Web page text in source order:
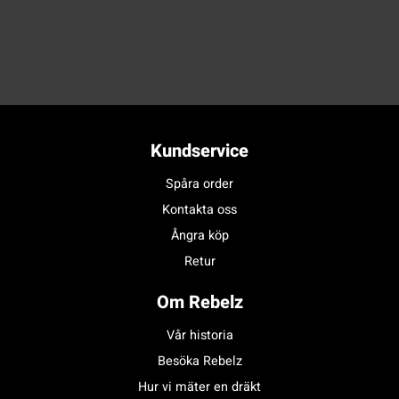
Kundservice
Spåra order
Kontakta oss
Ångra köp
Retur
Om Rebelz
Vår historia
Besöka Rebelz
Hur vi mäter en dräkt